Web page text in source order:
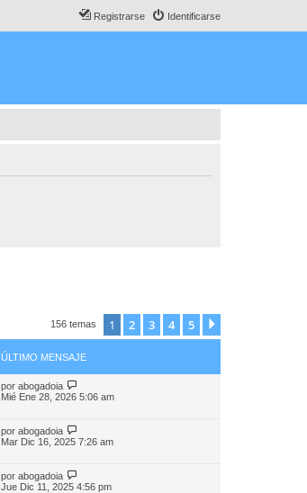
Identificarse
Registrarse
156 temas 1 2 3 4 5
ÚLTIMO MENSAJE
por abogadoia
Mié Ene 28, 2026 5:06 am
por abogadoia
Mar Dic 16, 2025 7:26 am
por abogadoia
Jue Dic 11, 2025 4:56 pm